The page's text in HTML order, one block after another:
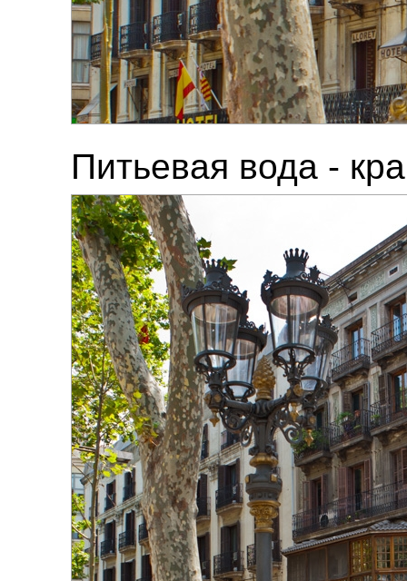
Питьевая вода -